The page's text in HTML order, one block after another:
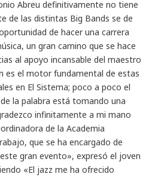
Abreu definitivamente no tiene
de las distintas Big Bands se de
de hacer una carrera
un gran camino que se hace
al apoyo incansable del maestro
es el motor fundamental de estas
en El Sistema; poco a poco el
la palabra está tomando una
infinitamente a mi mano
de la Academia
que se ha encargado de
gran evento», expresó el joven
«El jazz me ha ofrecido